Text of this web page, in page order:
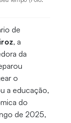
de
, a
da
o
a educação,
do
de 2025,